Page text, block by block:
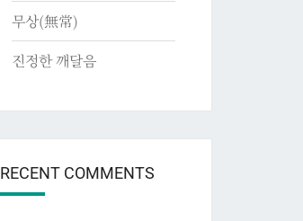
무상(無常)
진정한 깨달음
RECENT COMMENTS